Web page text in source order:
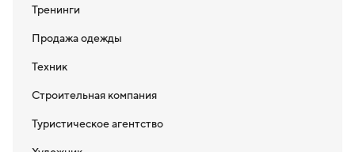
Тренинги
Продажа одежды
Техник
Строительная компания
Туристическое агентство